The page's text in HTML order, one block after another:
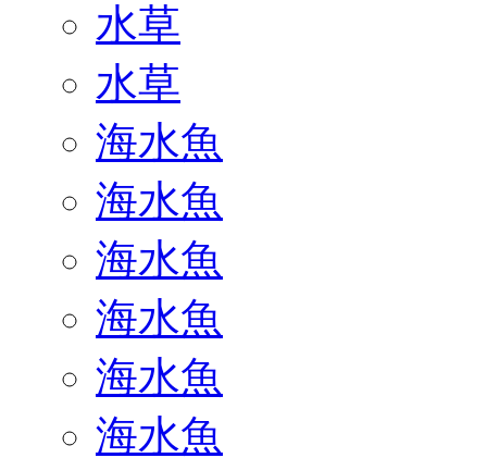
水草
水草
海水魚
海水魚
海水魚
海水魚
海水魚
海水魚